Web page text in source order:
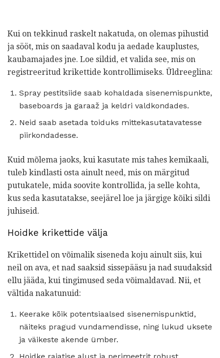
Kui on tekkinud raskelt nakatuda, on olemas pihustid
ja sööt, mis on saadaval kodu ja aedade kauplustes,
kaubamajades jne. Loe sildid, et valida see, mis on
registreeritud krikettide kontrollimiseks. Üldreeglina:
Spray pestitsiide saab kohaldada sisenemispunkte,
baseboards ja garaaž ja keldri valdkondades.
Neid saab asetada toiduks mittekasutatavatesse
piirkondadesse.
Kuid mõlema jaoks, kui kasutate mis tahes kemikaali,
tuleb kindlasti osta ainult need, mis on märgitud
putukatele, mida soovite kontrollida, ja selle kohta,
kus seda kasutatakse, seejärel loe ja järgige kõiki sildi
juhiseid.
Hoidke krikettide välja
Krikettidel on võimalik siseneda koju ainult siis, kui
neil on ava, et nad saaksid sissepääsu ja nad suudaksid
ellu jääda, kui tingimused seda võimaldavad. Nii, et
vältida nakatunuid:
Keerake kõik potentsiaalsed sisenemispunktid,
näiteks pragud vundamendisse, ning lukud uksete
ja väikeste akende ümber.